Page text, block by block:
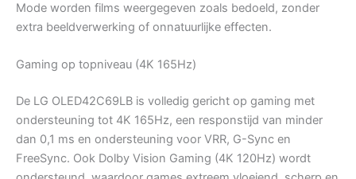
Mode worden films weergegeven zoals bedoeld, zonder
extra beeldverwerking of onnatuurlijke effecten.
Gaming op topniveau (4K 165Hz)
De LG OLED42C69LB is volledig gericht op gaming met
ondersteuning tot 4K 165Hz, een responstijd van minder
dan 0,1 ms en ondersteuning voor VRR, G-Sync en
FreeSync. Ook Dolby Vision Gaming (4K 120Hz) wordt